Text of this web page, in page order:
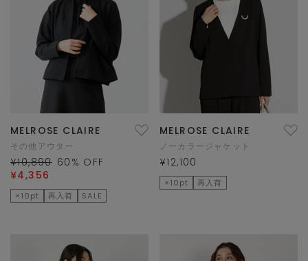
MELROSE CLAIRE
その他アウター
¥10,890 60 % OFF
¥4,356
×10pt 再入荷 SALE
MELROSE CLAIRE
ノーカラージャケット
¥12,100
×10pt 再入荷